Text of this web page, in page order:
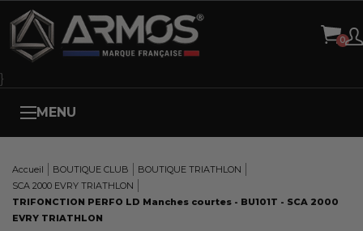
}
MENU
Accueil BOUTIQUE CLUB
BOUTIQUE TRIATHLON
SCA 2000 EVRY TRIATHLON
TRIFONCTION PERFO LD Manches courtes - BU101T - SCA 2000
EVRY TRIATHLON
Panneau de gestion des cookies